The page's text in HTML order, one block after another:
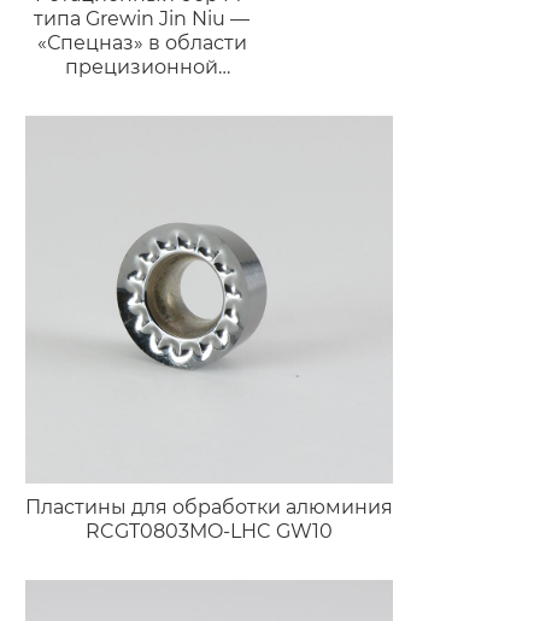
типа Grewin Jin Niu —
«Спецназ» в области
прецизионной
Пластины для обработки алюминия
RCGT0803MO-LHC GW10